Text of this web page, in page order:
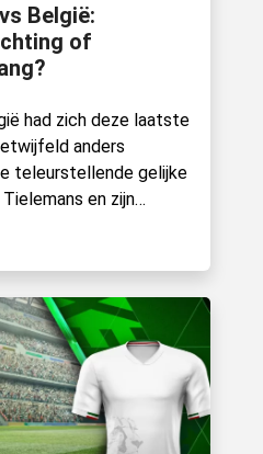
België:
of
had zich deze laatste
anders
teleurstellende gelijke
en zijn